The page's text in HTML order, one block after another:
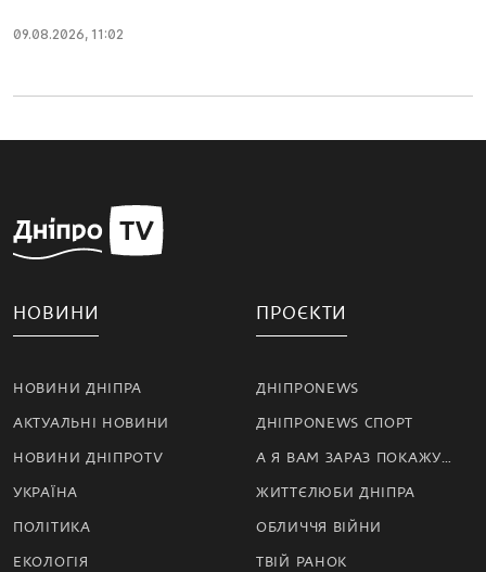
09.08.2026, 11:02
НОВИНИ
НОВИНИ ДНІПРА
АКТУАЛЬНІ НОВИНИ
НОВИНИ ДНІПРОTV
УКРАЇНА
ПОЛІТИКА
ЕКОЛОГІЯ
ПРОЄКТИ
ДНІПРОNEWS
ДНІПРОNEWS СПОРТ
А Я ВАМ ЗАРАЗ ПОКАЖУ…
ЖИТТЄЛЮБИ ДНІПРА
ОБЛИЧЧЯ ВІЙНИ
ТВІЙ РАНОК